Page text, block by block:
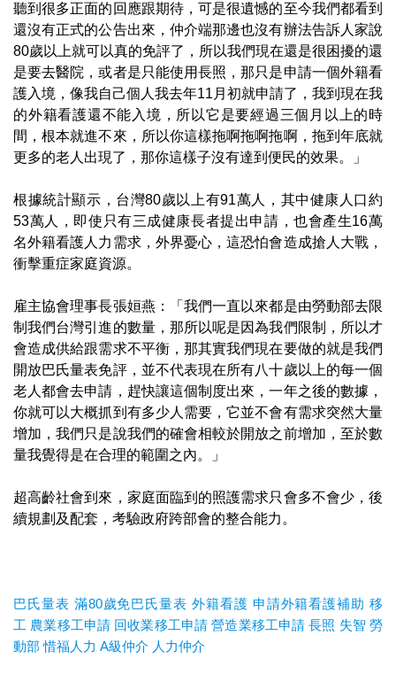
聽到很多正面的回應跟期待，可是很遺憾的至今我們都看到
還沒有正式的公告出來，仲介端那邊也沒有辦法告訴人家說
80歲以上就可以真的免評了，所以我們現在還是很困擾的還
是要去醫院，或者是只能使用長照，那只是申請一個外籍看
護入境，像我自己個人我去年11月初就申請了，我到現在我
的外籍看護還不能入境，所以它是要經過三個月以上的時
間，根本就進不來，所以你這樣拖啊拖啊拖啊，拖到年底就
更多的老人出現了，那你這樣子沒有達到便民的效果。」
根據統計顯示，台灣80歲以上有91萬人，其中健康人口約
53萬人，即使只有三成健康長者提出申請，也會產生16萬
名外籍看護人力需求，外界憂心，這恐怕會造成搶人大戰，
衝擊重症家庭資源。
雇主協會理事長張姮燕：「我們一直以來都是由勞動部去限
制我們台灣引進的數量，那所以呢是因為我們限制，所以才
會造成供給跟需求不平衡，那其實我們現在要做的就是我們
開放巴氏量表免評，並不代表現在所有八十歲以上的每一個
老人都會去申請，趕快讓這個制度出來，一年之後的數據，
你就可以大概抓到有多少人需要，它並不會有需求突然大量
增加，我們只是說我們的確會相較於開放之前增加，至於數
量我覺得是在合理的範圍之內。」
超高齡社會到來，家庭面臨到的照護需求只會多不會少，後
續規劃及配套，考驗政府跨部會的整合能力。
巴氏量表 滿80歲免巴氏量表 外籍看護 申請外籍看護補助 移
工 農業移工申請 回收業移工申請 營造業移工申請 長照 失智 勞
動部 惜福人力 A級仲介 人力仲介